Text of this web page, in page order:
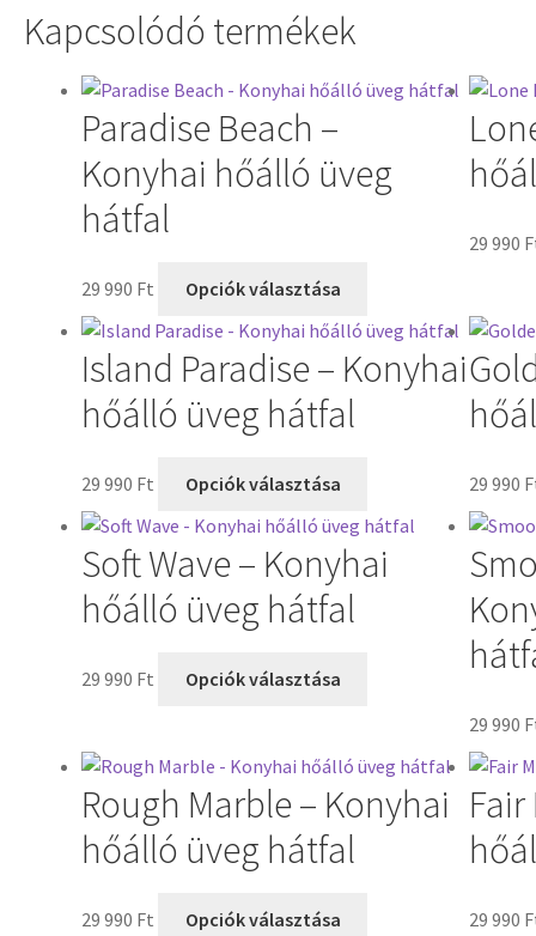
Kapcsolódó termékek
Paradise Beach –
Konyhai hőálló üveg
hátfal
29 990 Ft Opciók választása
29 990
Island Paradise – Konyhai
hőálló üveg hátfal
29 990 Ft Opciók választása 29 990
Soft Wave – Konyhai
hőálló üveg hátfal
29 990 Ft Opciók választása
29 990
Rough Marble – Konyhai
hőálló üveg hátfal
29 990 Ft Opciók választása 29 990